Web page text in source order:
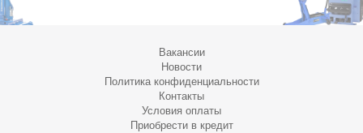
Вакансии
Новости
Политика конфиденциальности
Контакты
Условия оплаты
Приобрести в кредит